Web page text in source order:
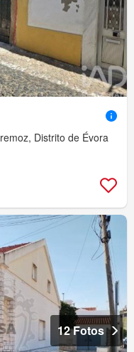
Distrito de Évora
12 Fotos